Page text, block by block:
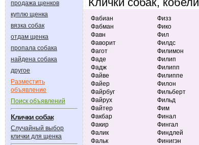
продажа щенков
куплю щенка
вязка собак
отдам щенка
пропала собака
найдена собака
другое
Разместить
объявление
Поиск объявлений
Клички собак
Случайный выбор
клички для щенка
Фабиан
Фабман
Фавн
Фаворит
Фагот
Фаде
Фадж
Файве
Файер
Файрбуг
Файрух
Файтер
Факбар
Факир
Фалик
Фальк
Физз
Фико
Фил
Филдс
Филимон
Филип
Филипп
Филиппе
Филон
Фильберт
Фильд
Фим
Финал
Фингал
Финдлей
Финигэн